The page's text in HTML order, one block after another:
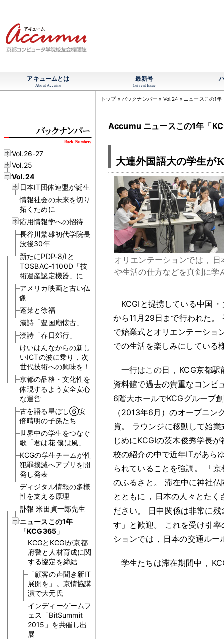
アキュームとは
About Accumu
最新号
Current Issue
Vol.26-27
Vol.25
Vol.24
日本IT団体連盟が誕生
情報社会の未来を切り
拓くために
応用情報学への招待
長谷川繁雄初代学院長
没後30年
新たにPDP-8/Iと
TOSBAC-1100D「技
術遺産認定機器」に
アメリカ映画と古い仏
像
蓬莱と徐福
漢詩「豊国廟懐古」
漢詩「春日郊行」
けいはんなからの新し
いICTの波に乗り，次
世代技術への興味を！
京都の品格・文化性を
体現するよう安全安心
な運営
古を語る星ぼし⑥安
倍晴明の子孫たち
世界中の学生をつなぐ
歌「君は花 僕は風」
KCGの学生チームが性
犯罪撲滅へアプリを開
発し発表
ディジタル情報の多様
性を支える原理
訃報 米田貞一郎先生
ニュースこの1年
「KCG365」
KCGとKCGIが京都
府警と人材育成に関
する協定を締結
「顧客の声聞き新IT
展開を」。京情協講
演で大元氏
インディーゲームフ
ェス「BitSummit
2015」を共催し出
展
トップ» バックナンバー » Vol.24 » ニュースこの1
Accumu ニュースこの1年「
大連外国語大の学生が
オリエンテーションでは ， 日
や生活の仕方などを真剣に学
KCGIと提携している中国 ・
から11月29日まで行われた 。
で始業式とオリエンテーショ
での生活を楽しみにしている
一行はこの日 ， KCG京都駅
資料館で過去の貴重なコンピ
6階大ホールでKCGグループ
（2013年6月）のオープニン
賞。
ラウンジに移動して始
じめにKCGIの茨木俊秀学長
校の紹介の中で近年ITがあら
られていることを強調 。
「
のふるさと 。
滞在中に神社
とともに ， 日本の人々とたく
ださい。
日中関係は非常に
す」と歓迎 。
これを受け引
ションでは ， 日本の交通ルー
学生たちは滞在期間中 ，